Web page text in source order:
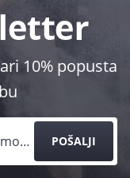
10% popusta
POŠALJI